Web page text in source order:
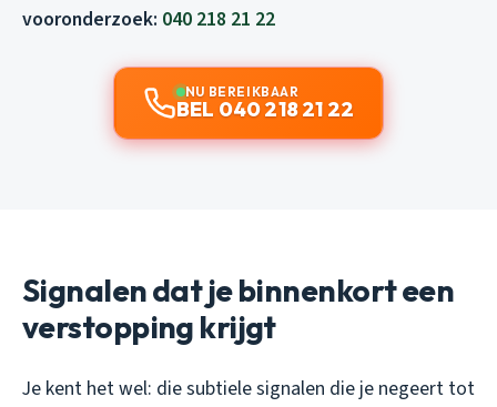
vooronderzoek: 040 218 21 22
NU BEREIKBAAR
BEL 040 218 21 22
Signalen dat je binnenkort een
verstopping krijgt
Je kent het wel: die subtiele signalen die je negeert tot